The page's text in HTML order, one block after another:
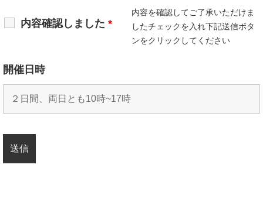
内容確認しました *
内容を確認してご了承いただけま
したチェックを入れ下記送信ボタ
ンをクリックしてください
開催日時